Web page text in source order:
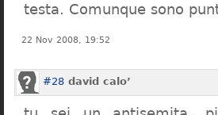
testa. Comunque sono
22 Nov 2008, 19:52
#28 david calo’